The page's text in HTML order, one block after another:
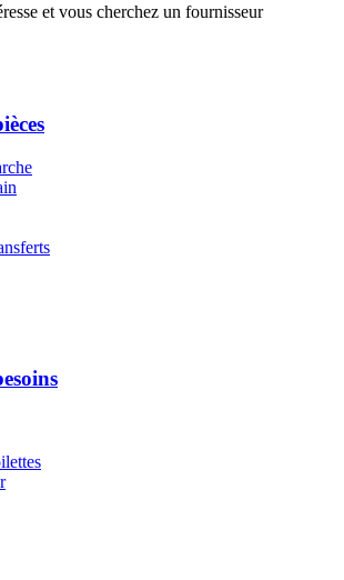
et vous cherchez un fournisseur